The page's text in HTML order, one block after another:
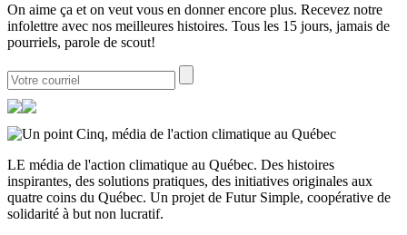
On aime ça et on veut vous en donner encore plus. Recevez notre
infolettre avec nos meilleures histoires. Tous les 15 jours, jamais de
pourriels, parole de scout!
LE média de l'action climatique au Québec. Des histoires
inspirantes, des solutions pratiques, des initiatives originales aux
quatre coins du Québec. Un projet de Futur Simple, coopérative de
solidarité à but non lucratif.